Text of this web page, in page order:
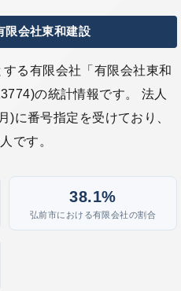
限会社東和建設
る有限会社「有限会社東和
の統計情報です。 法人
)に番号指定を受けており、
です。
38.1%
弘前市における有限会社の割合